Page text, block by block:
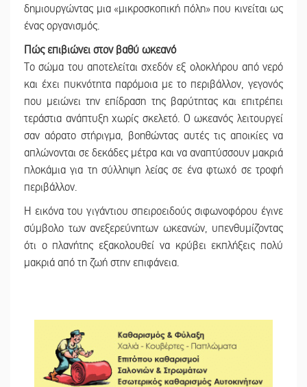
δημιουργώντας μια «μικροσκοπική πόλη» που κινείται ως
ένας οργανισμός.
Πώς επιβιώνει στον βαθύ ωκεανό
Το σώμα του αποτελείται σχεδόν εξ ολοκλήρου από νερό
και έχει πυκνότητα παρόμοια με το περιβάλλον, γεγονός
που μειώνει την επίδραση της βαρύτητας και επιτρέπει
τεράστια ανάπτυξη χωρίς σκελετό. Ο ωκεανός λειτουργεί
σαν αόρατο στήριγμα, βοηθώντας αυτές τις αποικίες να
απλώνονται σε δεκάδες μέτρα και να αναπτύσσουν μακριά
πλοκάμια για τη σύλληψη λείας σε ένα φτωχό σε τροφή
περιβάλλον.
Η εικόνα του γιγάντιου σπειροειδούς σιφωνοφόρου έγινε
σύμβολο των ανεξερεύνητων ωκεανών, υπενθυμίζοντας
ότι ο πλανήτης εξακολουθεί να κρύβει εκπλήξεις πολύ
μακριά από τη ζωή στην επιφάνεια.